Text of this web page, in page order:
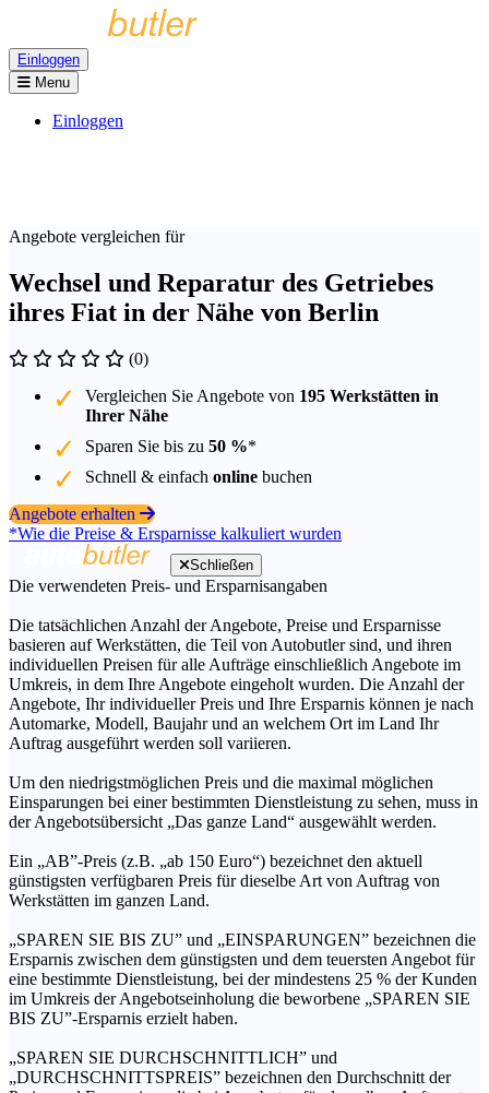
Einloggen
Menu
Einloggen
Angebote vergleichen für
Wechsel und Reparatur des Getriebes
ihres Fiat in der Nähe von Berlin
(0)
Vergleichen Sie Angebote von 195 Werkstätten in
Ihrer Nähe
Sparen Sie bis zu 50 %*
Schnell & einfach online buchen
Angebote erhalten
*Wie die Preise & Ersparnisse kalkuliert wurden
Schließen
Die verwendeten Preis- und Ersparnisangaben
Die tatsächlichen Anzahl der Angebote, Preise und Ersparnisse
basieren auf Werkstätten, die Teil von Autobutler sind, und ihren
individuellen Preisen für alle Aufträge einschließlich Angebote im
Umkreis, in dem Ihre Angebote eingeholt wurden. Die Anzahl der
Angebote, Ihr individueller Preis und Ihre Ersparnis können je nach
Automarke, Modell, Baujahr und an welchem Ort im Land Ihr
Auftrag ausgeführt werden soll variieren.
Um den niedrigstmöglichen Preis und die maximal möglichen
Einsparungen bei einer bestimmten Dienstleistung zu sehen, muss in
der Angebotsübersicht „Das ganze Land“ ausgewählt werden.
Ein „AB”-Preis (z.B. „ab 150 Euro“) bezeichnet den aktuell
günstigsten verfügbaren Preis für dieselbe Art von Auftrag von
Werkstätten im ganzen Land.
„SPAREN SIE BIS ZU” und „EINSPARUNGEN” bezeichnen die
Ersparnis zwischen dem günstigsten und dem teuersten Angebot für
eine bestimmte Dienstleistung, bei der mindestens 25 % der Kunden
im Umkreis der Angebotseinholung die beworbene „SPAREN SIE
BIS ZU”-Ersparnis erzielt haben.
„SPAREN SIE DURCHSCHNITTLICH” und
„DURCHSCHNITTSPREIS” bezeichnen den Durchschnitt der